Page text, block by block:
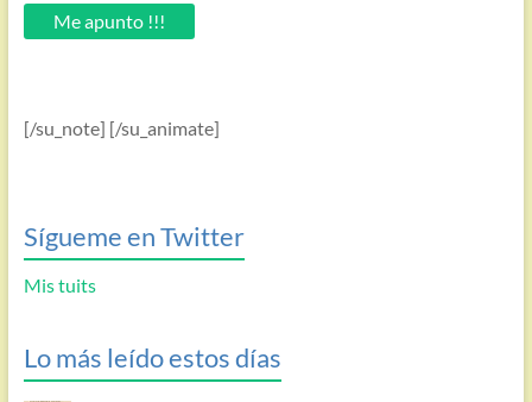
email.Me apunto !!!
[/su_note] [/su_animate]
Sígueme en Twitter
Mis tuits
Lo más leído estos días